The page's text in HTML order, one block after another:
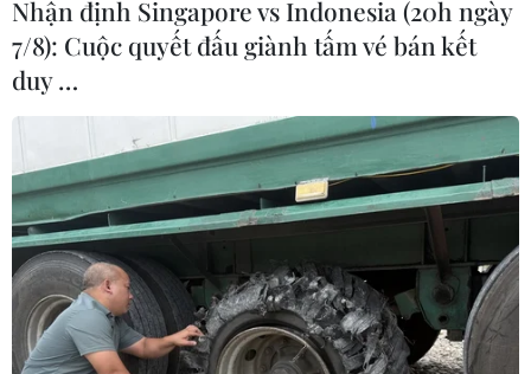
Iran bác bỏ quyết định của Mỹ đưa IRGC
vào danh sách khủng bố
08/04/2019 23:29
Người đứng đầu ngành tư pháp của Iran Ebrahim
Raeisi nói quyết định của Washington về việc đưa lực
lượng Vệ binh Cách mạng Hồi giáo Iran (IRGC) vào
danh sách các tổ chức khủng bố là không có giá trị.
Nhận định Singapore vs Indonesia (20h ngày
7/8): Cuộc quyết đấu giành tấm vé bán kết
duy …